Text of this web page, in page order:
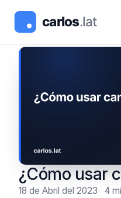
¿Cómo usar
18 de Abril del 2023 4